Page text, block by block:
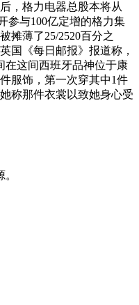
，格力电器总股本将从
参与100亿定增的格力集
摊薄了25/2520百分之
国《每日邮报》报道称，
在这间西班牙品神位于康
服饰，第一次穿其中1件
称那件衣裳以致她身心受
。